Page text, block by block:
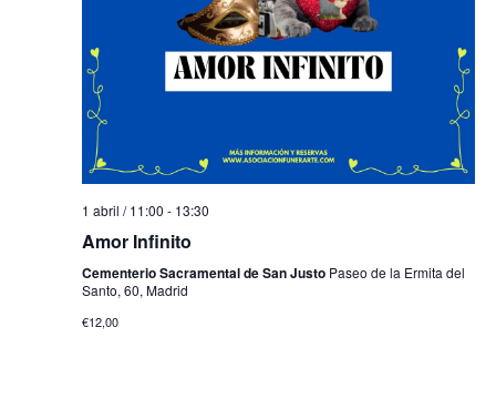
1 abril / 11:00 - 13:30
Amor Infinito
Cementerio Sacramental de San Justo Paseo de la Ermita del
Santo, 60, Madrid
€12,00